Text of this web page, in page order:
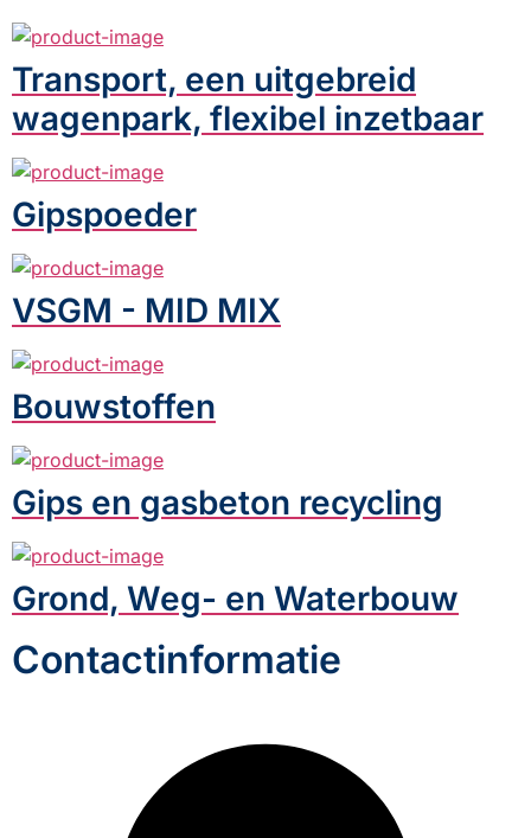
Transport, een uitgebreid
wagenpark, flexibel inzetbaar
Gipspoeder
VSGM - MID MIX
Bouwstoffen
Gips en gasbeton recycling
Grond, Weg- en Waterbouw
Contactinformatie